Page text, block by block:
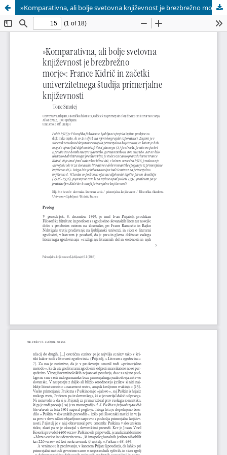
»Komparativna, ali bolje svetovna književnost je brezbrežno morje«: France Kidrič in začetki univerzitetnega študija primerjalne književnosti